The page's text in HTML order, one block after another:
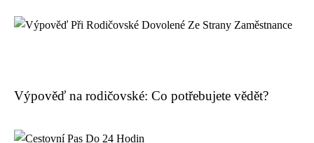
Výpověď na rodičovské: Co potřebujete vědět?